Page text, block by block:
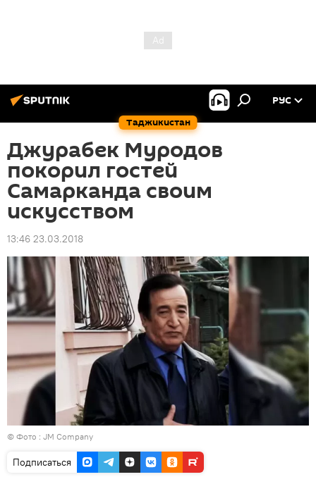
Таджикистан
РУС
Джурабек Муродов
покорил гостей
Самарканда своим
искусством
13:46 23.03.2018
© Фото : JM Company
Подписаться